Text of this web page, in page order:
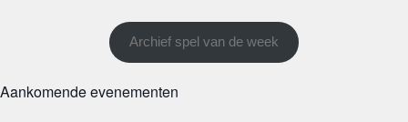
Archief spel van de week
Aankomende evenementen